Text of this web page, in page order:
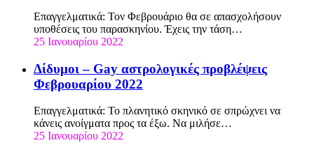
Επαγγελματικά: Τον Φεβρουάριο θα σε απασχολήσουν
υποθέσεις του παρασκηνίου. Έχεις την τάση…
25 Ιανουαρίου 2022
Δίδυμοι – Gay αστρολογικές προβλέψεις
Φεβρουαρίου 2022
Επαγγελματικά: Το πλανητικό σκηνικό σε σπρώχνει να
κάνεις ανοίγματα προς τα έξω. Να μιλήσε…
25 Ιανουαρίου 2022